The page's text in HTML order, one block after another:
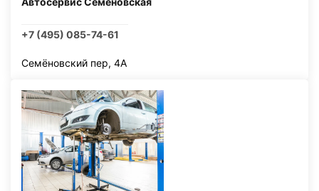
+7 (495) 085-74-61
Семёновский пер, 4А